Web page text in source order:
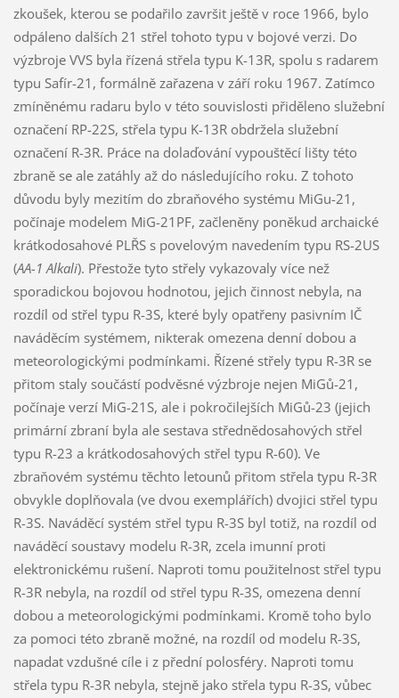
zkoušek, kterou se podařilo završit ještě v roce 1966, bylo
odpáleno dalších 21 střel tohoto typu v bojové verzi. Do
výzbroje VVS byla řízená střela typu K-13R, spolu s radarem
typu Safír-21, formálně zařazena v září roku 1967. Zatímco
zmíněnému radaru bylo v této souvislosti přiděleno služební
označení RP-22S, střela typu K-13R obdržela služební
označení R-3R. Práce na dolaďování vypouštěcí lišty této
zbraně se ale zatáhly až do následujícího roku. Z tohoto
důvodu byly mezitím do zbraňového systému MiGu-21,
počínaje modelem MiG-21PF, začleněny poněkud archaické
krátkodosahové PLŘS s povelovým navedením typu RS-2US
(AA-1 Alkali). Přestože tyto střely vykazovaly více než
sporadickou bojovou hodnotou, jejich činnost nebyla, na
rozdíl od střel typu R-3S, které byly opatřeny pasivním IČ
naváděcím systémem, nikterak omezena denní dobou a
meteorologickými podmínkami. Řízené střely typu R-3R se
přitom staly součástí podvěsné výzbroje nejen MiGů-21,
počínaje verzí MiG-21S, ale i pokročilejších MiGů-23 (jejich
primární zbraní byla ale sestava střednědosahových střel
typu R-23 a krátkodosahových střel typu R-60). Ve
zbraňovém systému těchto letounů přitom střela typu R-3R
obvykle doplňovala (ve dvou exemplářích) dvojici střel typu
R-3S. Naváděcí systém střel typu R-3S byl totiž, na rozdíl od
naváděcí soustavy modelu R-3R, zcela imunní proti
elektronickému rušení. Naproti tomu použitelnost střel typu
R-3R nebyla, na rozdíl od střel typu R-3S, omezena denní
dobou a meteorologickými podmínkami. Kromě toho bylo
za pomoci této zbraně možné, na rozdíl od modelu R-3S,
napadat vzdušné cíle i z přední polosféry. Naproti tomu
střela typu R-3R nebyla, stejně jako střela typu R-3S, vůbec